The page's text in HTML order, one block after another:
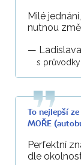
Milé
nutnou
—
s
To nejlepší
MOŘE
Perfektní
dle